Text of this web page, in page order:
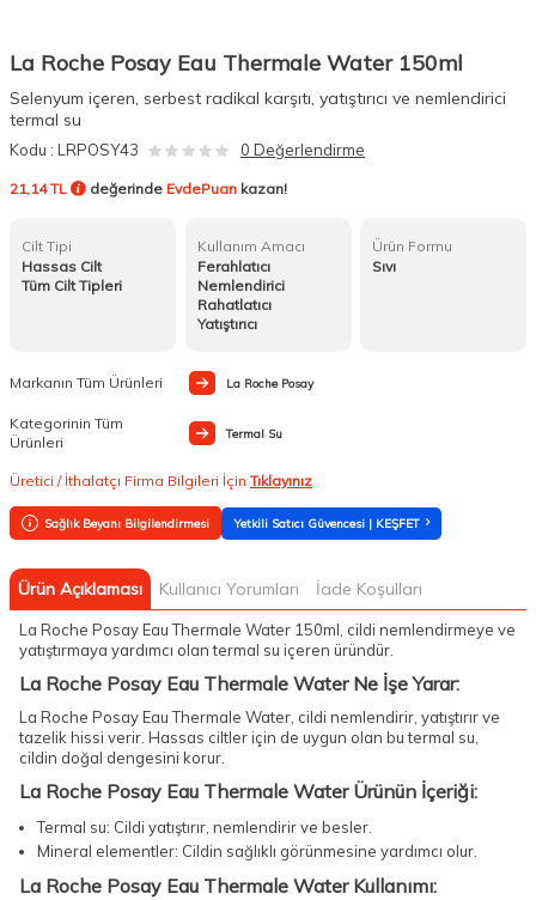
La Roche Posay Eau Thermale Water 150ml
Selenyum içeren, serbest radikal karşıtı, yatıştırıcı ve nemlendirici
termal su
Kodu : LRPOSY43 0 Değerlendirme
21,14 TL değerinde EvdePuan kazan!
Cilt Tipi
Hassas Cilt
Tüm Cilt Tipleri
Kullanım Amacı
Ferahlatıcı
Nemlendirici
Rahatlatıcı
Yatıştırıcı
Ürün Formu
Sıvı
Markanın Tüm Ürünleri La Roche Posay
Kategorinin Tüm
Ürünleri
Termal Su
Üretici / İthalatçı Firma Bilgileri İçin Tıklayınız
Sağlık Beyanı Bilgilendirmesi Yetkili Satıcı Güvencesi | KEŞFET
Ürün Açıklaması Kullanıcı Yorumları İade Koşulları
La Roche Posay Eau Thermale Water 150ml, cildi nemlendirmeye ve
yatıştırmaya yardımcı olan termal su içeren üründür.
La Roche Posay Eau Thermale Water Ne İşe Yarar:
La Roche Posay Eau Thermale Water, cildi nemlendirir, yatıştırır ve
tazelik hissi verir. Hassas ciltler için de uygun olan bu termal su,
cildin doğal dengesini korur.
La Roche Posay Eau Thermale Water Ürünün İçeriği:
Termal su: Cildi yatıştırır, nemlendirir ve besler.
Mineral elementler: Cildin sağlıklı görünmesine yardımcı olur.
La Roche Posay Eau Thermale Water Kullanımı: